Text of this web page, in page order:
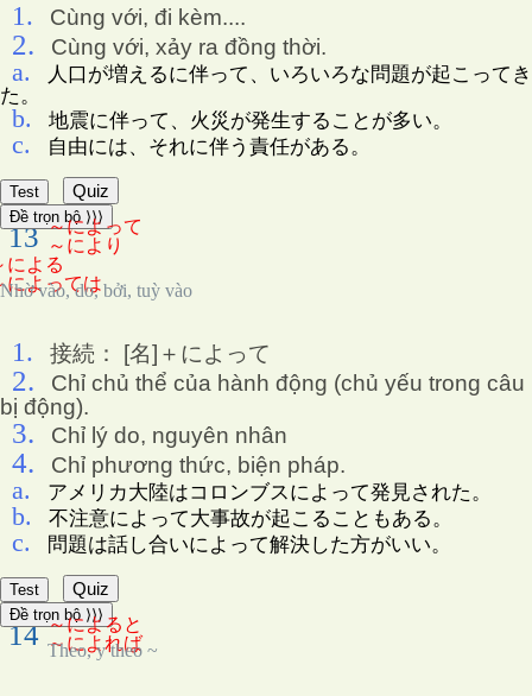
1. Cùng với, đi kèm....
2. Cùng với, xảy ra đồng thời.
a.
人口が増えるに伴って、いろいろな問題が起こってき
た。
b. 地震に伴って、火災が発生することが多い。
c. 自由には、それに伴う責任がある。
Test Quiz
Đề trọn bộ ⟩⟩⟩
13 ～によって
～により
による
によっては
Nhờ vào, do, bởi, tuỳ vào
1. 接続： [名]＋によって
2.
Chỉ chủ thể của hành động (chủ yếu trong câu
bị động).
3. Chỉ lý do, nguyên nhân
4. Chỉ phương thức, biện pháp.
a. アメリカ大陸はコロンブスによって発見された。
b. 不注意によって大事故が起こることもある。
c. 問題は話し合いによって解決した方がいい。
Test Quiz
Đề trọn bộ ⟩⟩⟩
14 ～によると
～によれば
Theo, y theo ~